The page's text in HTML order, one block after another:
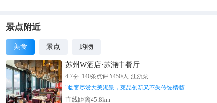
景点附近
美食 景点 购物
苏州W酒店·苏滟中餐厅
4.7分 140条点评 ¥450/人 江浙菜
"临窗尽赏大美湖景，菜品创新又不失传统精髓"
直线距离45.8km